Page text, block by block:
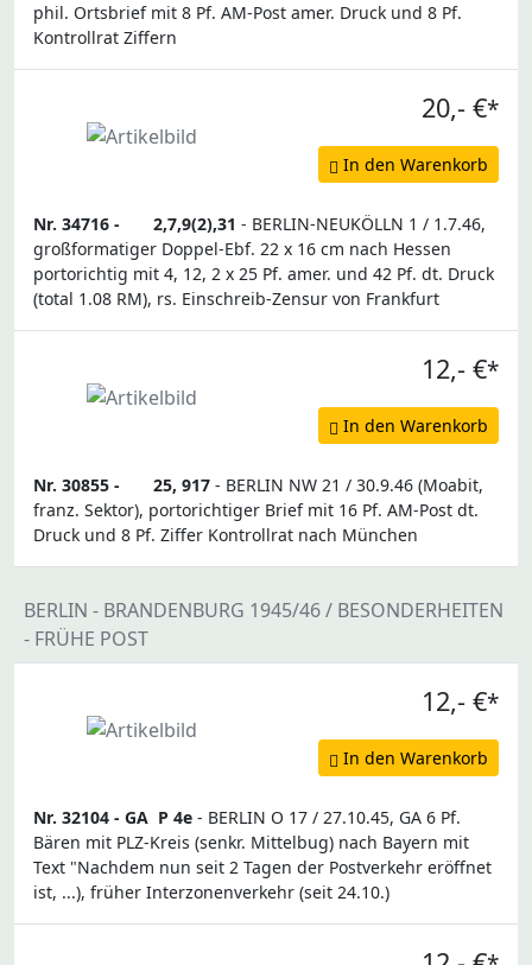
phil. Ortsbrief mit 8 Pf. AM-Post amer. Druck und 8 Pf.
Kontrollrat Ziffern
20,- €*
In den Warenkorb
Nr. 34716 - 2,7,9(2),31 - BERLIN-NEUKÖLLN 1 / 1.7.46,
großformatiger Doppel-Ebf. 22 x 16 cm nach Hessen
portorichtig mit 4, 12, 2 x 25 Pf. amer. und 42 Pf. dt. Druck
(total 1.08 RM), rs. Einschreib-Zensur von Frankfurt
12,- €*
In den Warenkorb
Nr. 30855 - 25, 917 - BERLIN NW 21 / 30.9.46 (Moabit,
franz. Sektor), portorichtiger Brief mit 16 Pf. AM-Post dt.
Druck und 8 Pf. Ziffer Kontrollrat nach München
BERLIN - BRANDENBURG 1945/46 / BESONDERHEITEN
- FRÜHE POST
12,- €*
In den Warenkorb
Nr. 32104 - GA P 4e - BERLIN O 17 / 27.10.45, GA 6 Pf.
Bären mit PLZ-Kreis (senkr. Mittelbug) nach Bayern mit
Text "Nachdem nun seit 2 Tagen der Postverkehr eröffnet
ist, ...), früher Interzonenverkehr (seit 24.10.)